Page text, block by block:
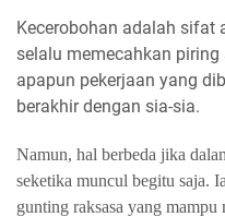
Kecerobohan adalah sifat
selalu memecahkan
apapun pekerjaan yang
berakhir dengan sia-sia.
Namun, hal berbeda jika
seketika muncul begitu saja.
gunting raksasa yang